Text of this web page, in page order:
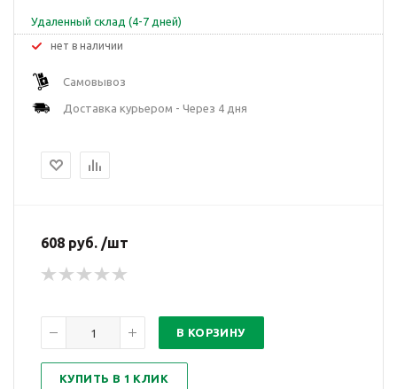
Удаленный склад (4-7 дней)
Нет в наличии
Самовывоз
Доставка курьером - Через 4 дня
608 руб. /шт
В КОРЗИНУ
КУПИТЬ В 1 КЛИК